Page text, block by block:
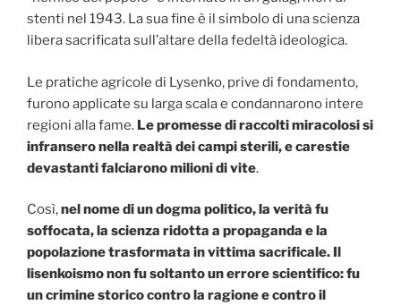
stenti nel 1943. La sua fine è il simbolo di una scienza
libera sacrificata sull’altare della fedeltà ideologica.
Le pratiche agricole di Lysenko, prive di fondamento,
furono applicate su larga scala e condannarono intere
regioni alla fame. Le promesse di raccolti miracolosi si
infransero nella realtà dei campi sterili, e carestie
devastanti falciarono milioni di vite.
Così,nel nome di un dogma politico, la verità fu
soffocata, la scienza ridotta a propaganda e la
popolazione trasformata in vittima sacrificale. Il
lisenkoismo non fu soltanto un errore scientifico: fu
un crimine storico contro la ragione e contro il